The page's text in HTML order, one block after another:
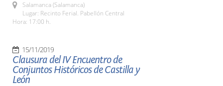
Salamanca (Salamanca)
Lugar: Recinto Ferial. Pabellón Central
Hora: 17:00 h.
15/11/2019
Clausura del IV Encuentro de
Conjuntos Históricos de Castilla y
León